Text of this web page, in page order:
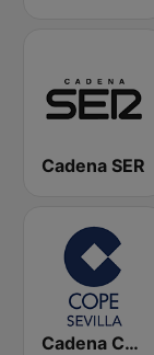
Cadena SER
Cadena COPE Sevilla